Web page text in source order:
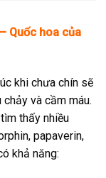
Quốc hoa của
khi chưa chín sẽ
và cầm máu.
thấy nhiều
papaverin,
khả năng: